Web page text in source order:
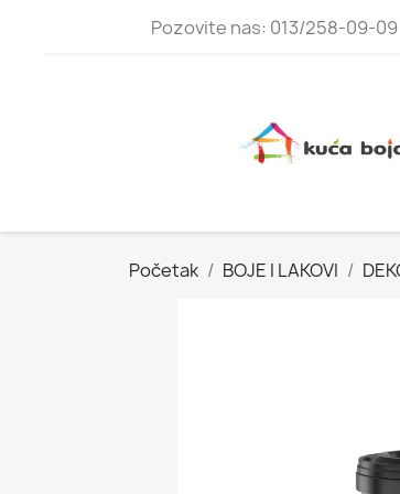
Pozovite nas: 013/258-09-09
Početak BOJE I LAKOVI